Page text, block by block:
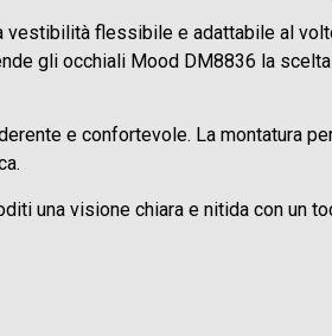
vestibilità flessibile e adattabile al
gli occhiali Mood DM8836 la
e confortevole. La montatura
una visione chiara e nitida con un